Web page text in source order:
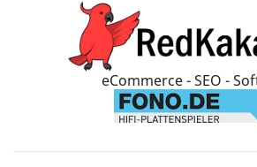
eCommerce - SEO -